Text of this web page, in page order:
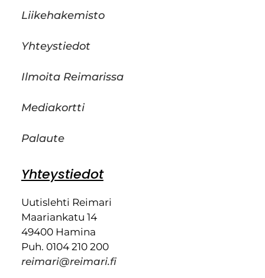
Liikehakemisto
Yhteystiedot
Ilmoita Reimarissa
Mediakortti
Palaute
Yhteystiedot
Uutislehti Reimari
Maariankatu 14
49400 Hamina
Puh. 0104 210 200
reimari@reimari.fi